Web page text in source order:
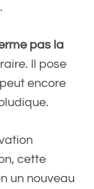
pas la
Il pose
encore
cette
un nouveau